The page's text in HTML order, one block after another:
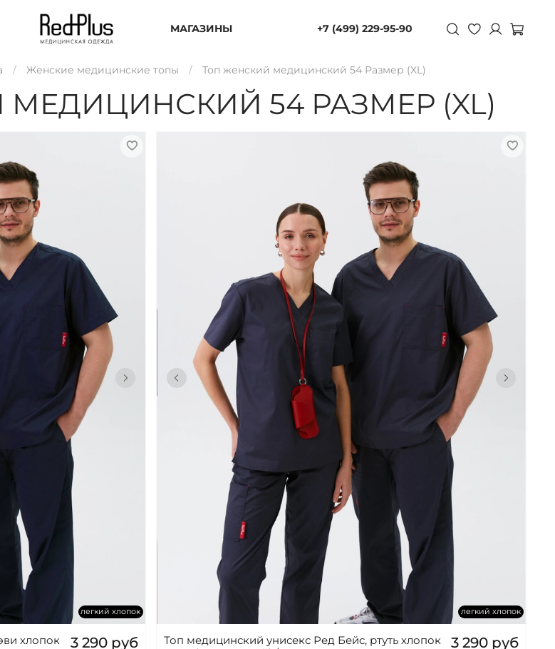
МАГАЗИНЫ +7 (499) 229-95-90
Женские медицинские топы Топ женский медицинский 54 Размер (XL)
54 РАЗМЕР (XL)
легкий хлопок
хлопок 3 290 руб
легкий хлопок
Топ медицинский унисекс Ред Бейс, ртуть хлопок 3 290 руб